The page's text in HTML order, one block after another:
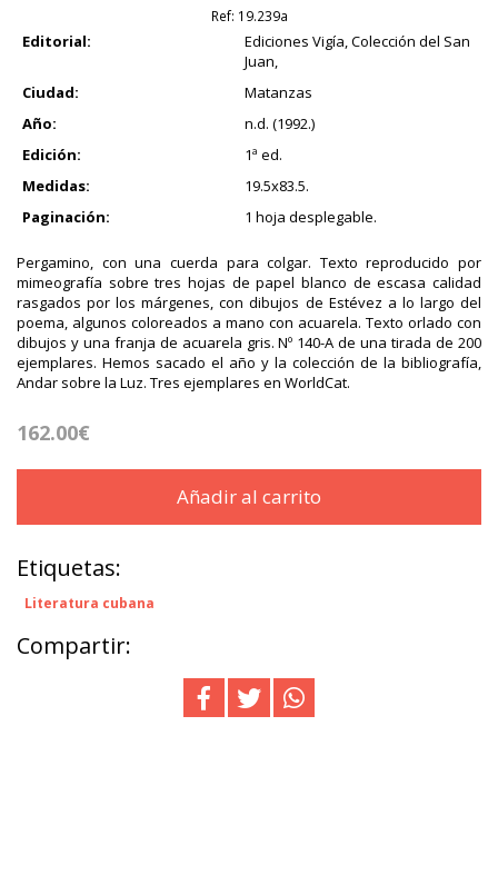
Ref: 19.239a
Editorial:
Ediciones Vigía, Colección del San
Juan,
Ciudad:
Matanzas
Año:
n.d. (1992.)
Edición:
1ª ed.
Medidas:
19.5x83.5.
Paginación:
1 hoja desplegable.
Pergamino, con una cuerda para colgar. Texto reproducido por
mimeografía sobre tres hojas de papel blanco de escasa calidad
rasgados por los márgenes, con dibujos de Estévez a lo largo del
poema, algunos coloreados a mano con acuarela. Texto orlado con
dibujos y una franja de acuarela gris. Nº 140-A de una tirada de 200
ejemplares. Hemos sacado el año y la colección de la bibliografía,
Andar sobre la Luz. Tres ejemplares en WorldCat.
162.00€
Añadir al carrito
Etiquetas:
Literatura cubana
Compartir: